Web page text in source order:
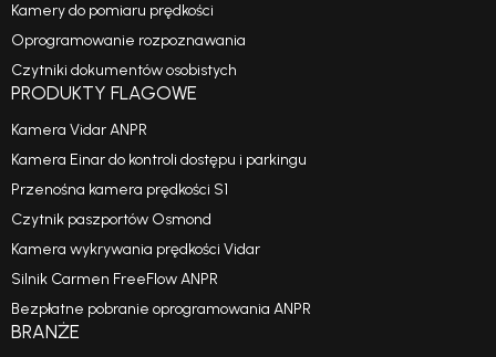
Kamery do pomiaru prędkości
Oprogramowanie rozpoznawania
Czytniki dokumentów osobistych
PRODUKTY FLAGOWE
Kamera Vidar ANPR
Kamera Einar do kontroli dostępu i parkingu
Przenośna kamera prędkości S1
Czytnik paszportów Osmond
Kamera wykrywania prędkości Vidar
Silnik Carmen FreeFlow ANPR
Bezpłatne pobranie oprogramowania ANPR
BRANŻE